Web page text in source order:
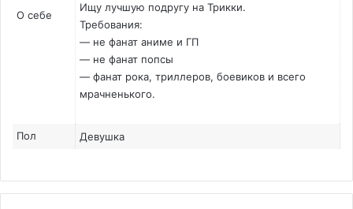
О себе
Ищу лучшую подругу на Трикки.
Требования:
— не фанат аниме и ГП
— не фанат попсы
— фанат рока, триллеров, боевиков и всего
мрачненького.
Пол Девушка